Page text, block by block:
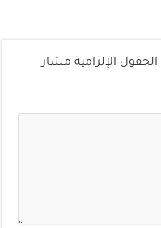
الحقول الإلزامية مشار